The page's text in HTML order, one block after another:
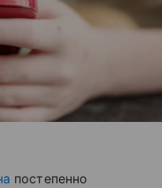
постепенно